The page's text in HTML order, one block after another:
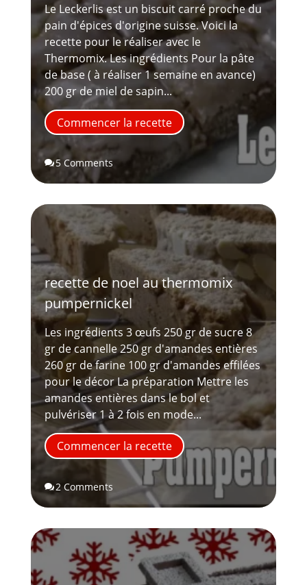
Le Leckerlis est un biscuit carré proche du
pain d'épices d'origine suisse. Voici la
recette pour le réaliser avec le
Thermomix. Les ingrédients Pour la pâte
de base ( à réaliser 1 semaine en avance)
200 gr de miel de sapin...
Commencer la recette
 5 Comments
recette de noel au thermomix
pumpernickel
Les ingrédients 3 œufs 250 gr de sucre 8
gr de cannelle 250 gr d'amandes entières
260 gr de farine 100 gr d'amandes effilées
pour le décor La préparation Mettre les
amandes entières dans le bol et
pulvériser 1 à 2 fois en mode...
Commencer la recette
2 Comments